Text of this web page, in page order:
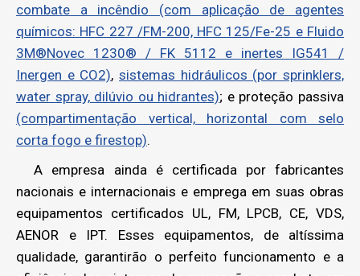
combate a incêndio (com aplicação de agentes
químicos: HFC 227 /FM-200, HFC 125/Fe-25 e Fluido
3M®Novec 1230® / FK 5112 e inertes IG541 /
Inergen e CO2),sistemas hidráulicos (por sprinklers,
water spray, dilúvio ou hidrantes); e proteção passiva
(compartimentação vertical, horizontal com selo
corta fogo e firestop).
A empresa ainda é certificada por fabricantes
nacionais e internacionais e emprega em suas obras
equipamentos certificados UL, FM, LPCB, CE, VDS,
AENOR e IPT. Esses equipamentos, de altíssima
qualidade, garantirão o perfeito funcionamento e a